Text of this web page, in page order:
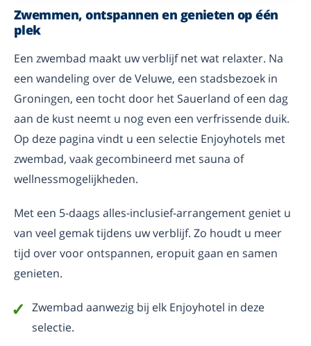
Zwemmen, ontspannen en genieten op één
plek
Een zwembad maakt uw verblijf net wat relaxter. Na
een wandeling over de Veluwe, een stadsbezoek in
Groningen, een tocht door het Sauerland of een dag
aan de kust neemt u nog even een verfrissende duik.
Op deze pagina vindt u een selectie Enjoyhotels met
zwembad, vaak gecombineerd met sauna of
wellnessmogelijkheden.
Met een 5-daags alles-inclusief-arrangement geniet u
van veel gemak tijdens uw verblijf. Zo houdt u meer
tijd over voor ontspannen, eropuit gaan en samen
genieten.
Zwembad aanwezig bij elk Enjoyhotel in deze
selectie.